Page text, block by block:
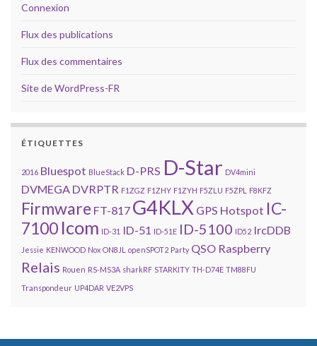
Connexion
Flux des publications
Flux des commentaires
Site de WordPress-FR
ÉTIQUETTES
2016 Bluespot BlueStack D-PRS D-Star DV4mini
DVMEGA DVRPTR F1ZGZ F1ZHY F1ZYH F5ZLU F5ZPL F8KFZ
Firmware FT-817 G4KLX GPS Hotspot IC-
7100 Icom ID-31 ID-51 ID-51E ID-5100 ID52 IrcDDB
Jessie KENWOOD Nox ON8JL openSPOT2 Party QSO Raspberry
Relais Rouen RS-MS3A sharkRF STARKITY TH-D74E TM88FU
Transpondeur UP4DAR VE2VPS